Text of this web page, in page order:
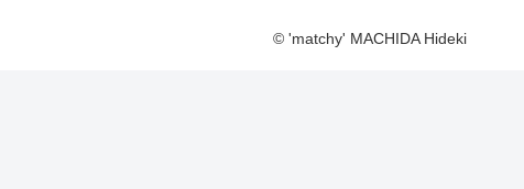
© 'matchy' MACHIDA Hideki